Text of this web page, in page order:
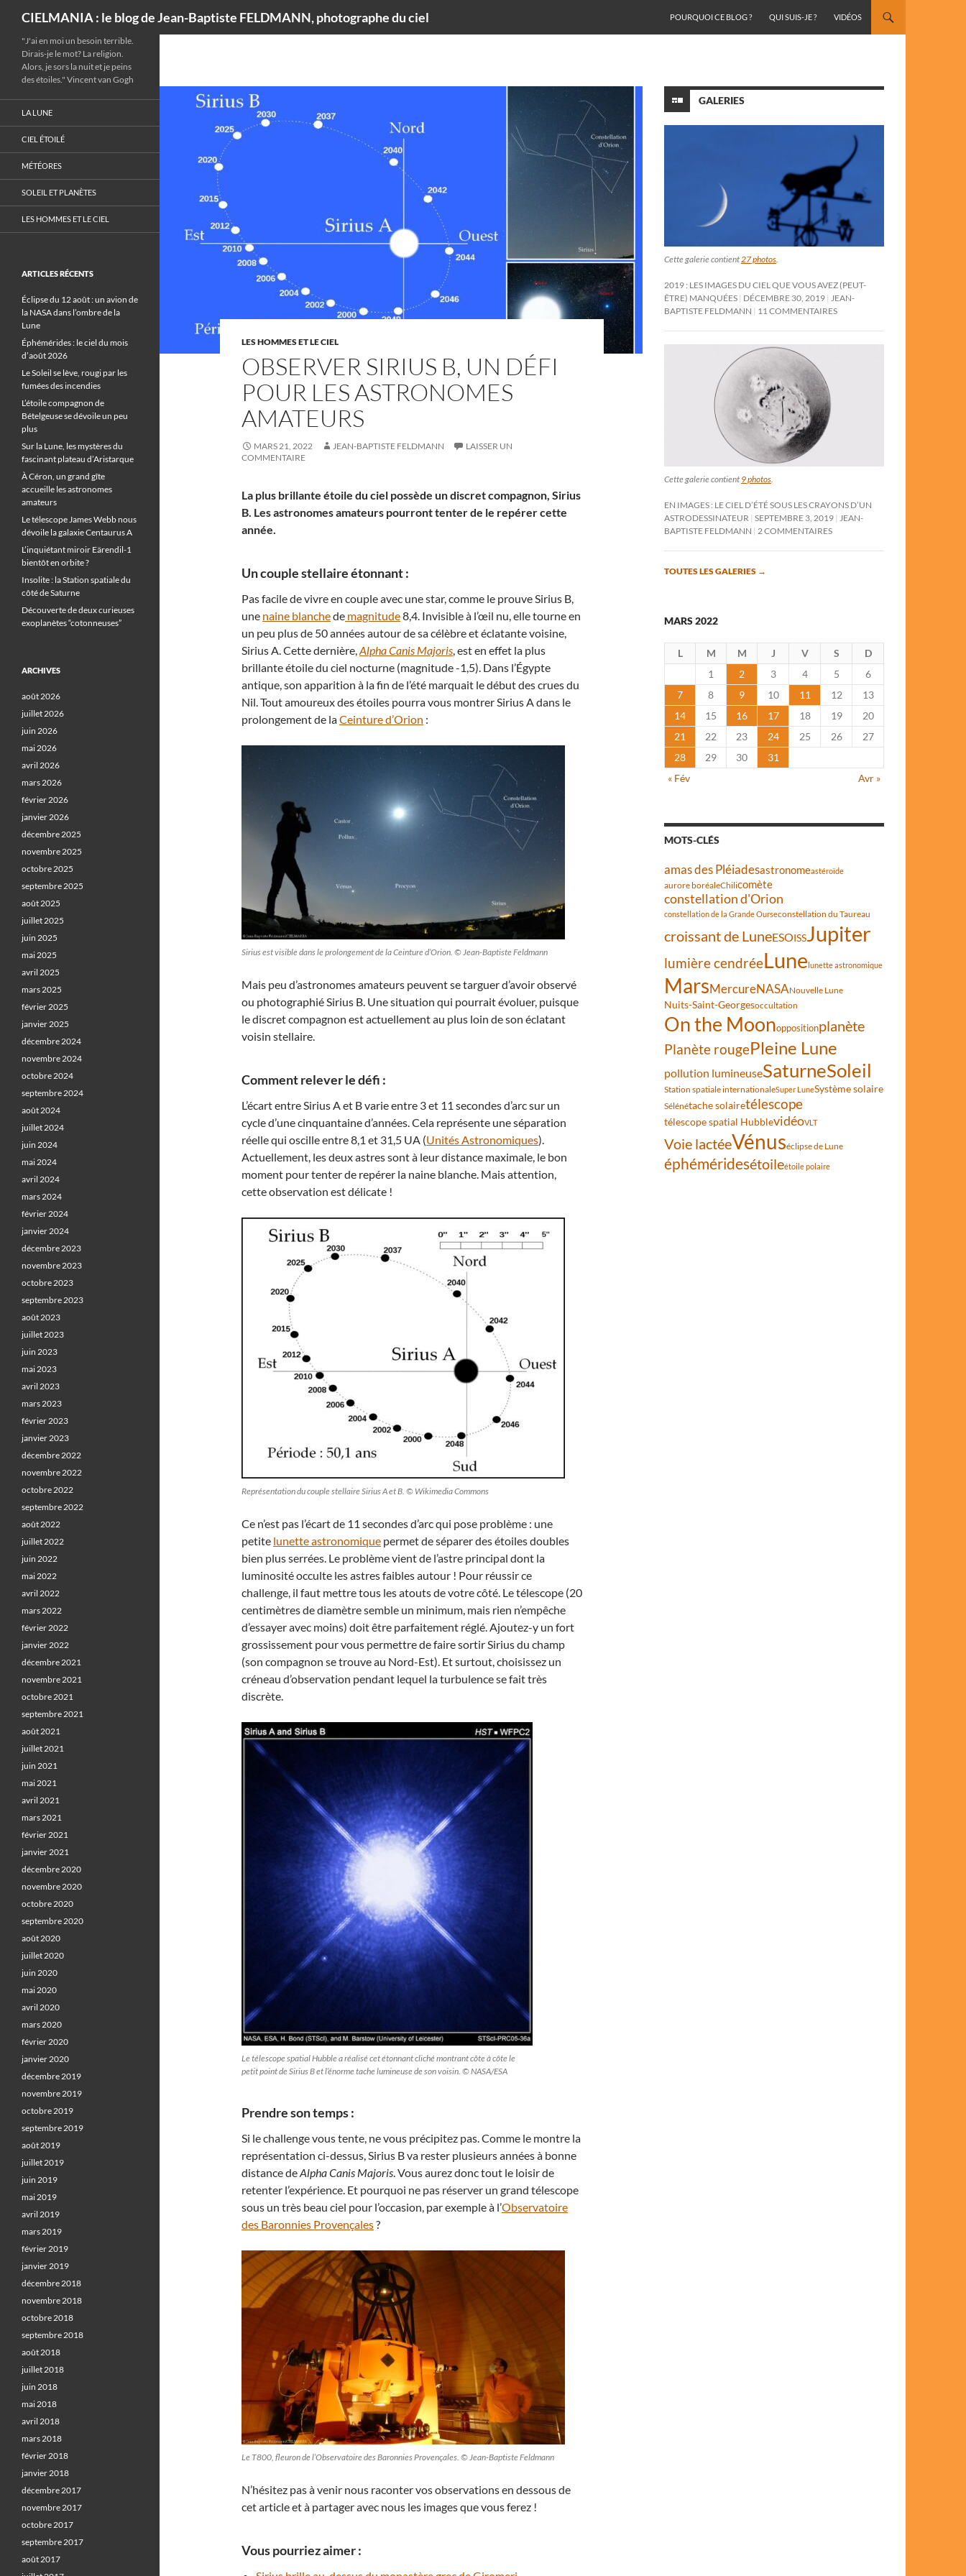
CIELMANIA : le blog de Jean-Baptiste FELDMANN, photographe du ciel
POURQUOI CE BLOG ?
QUI SUIS-JE ? VIDÉOS
LES HOMMES ET LE CIEL
OBSERVER SIRIUS B, UN DÉFI
POUR LES ASTRONOMES
AMATEURS
MARS 21, 2022 JEAN-BAPTISTE FELDMANN
LAISSER UN
COMMENTAIRE
La plus brillante étoile du ciel possède un discret compagnon, Sirius
B. Les astronomes amateurs pourront tenter de le repérer cette
année.
Un couple stellaire étonnant :
Pas facile de vivre en couple avec une star, comme le prouve Sirius B,
une naine blanchede magnitude8,4. Invisible à l’œil nu, elle tourne en
un peu plus de 50 années autour de sa célèbre et éclatante voisine,
Sirius A. Cette dernière,Alpha Canis Majoris, est en effet la plus
brillante étoile du ciel nocturne (magnitude -1,5). Dans l’Égypte
antique, son apparition à la fin de l’été marquait le début des crues du
Nil. Tout amoureux des étoiles pourra vous montrer Sirius A dans le
prolongement de laCeinture d’Orion :
Sirius est visible dans le prolongement de la Ceinture d’Orion. © Jean-Baptiste Feldmann
Mais peu d’astronomes amateurs peuvent se targuer d’avoir observé
ou photographié Sirius B. Une situation qui pourrait évoluer, puisque
le discret compagnon est actuellement au plus loin de son éclatant
voisin stellaire.
Comment relever le défi :
L’écart entre Sirius A et B varie entre 3 et 11 secondes d’arc sur un
cycle d’une cinquantaine d’années. Cela représente une séparation
réelle qui oscille entre 8,1 et 31,5 UA (Unités Astronomiques).
Actuellement, les deux astres sont à leur distance maximale, le bon
moment pour tenter de repérer la naine blanche. Mais attention,
cette observation est délicate !
Représentation du couple stellaire Sirius A et B. © Wikimedia Commons
Ce n’est pas l’écart de 11 secondes d’arc qui pose problème : une
petite lunette astronomique permet de séparer des étoiles doubles
bien plus serrées. Le problème vient de l’astre principal dont la
luminosité occulte les astres faibles autour ! Pour réussir ce
challenge, il faut mettre tous les atouts de votre côté. Le télescope (20
centimètres de diamètre semble un minimum, mais rien n’empêche
d’essayer avec moins) doit être parfaitement réglé. Ajoutez-y un fort
grossissement pour vous permettre de faire sortir Sirius du champ
(son compagnon se trouve au Nord-Est). Et surtout, choisissez un
créneau d’observation pendant lequel la turbulence se fait très
discrète.
Le télescope spatial Hubble a réalisé cet étonnant cliché montrant côte à côte le
petit point de Sirius B et l’énorme tache lumineuse de son voisin. © NASA/ESA
Prendre son temps :
Si le challenge vous tente, ne vous précipitez pas. Comme le montre la
représentation ci-dessus, Sirius B va rester plusieurs années à bonne
distance deAlpha Canis Majoris. Vous aurez donc tout le loisir de
retenter l’expérience. Et pourquoi ne pas réserver un grand télescope
sous un très beau ciel pour l’occasion, par exemple à l’Observatoire
des Baronnies Provençales?
Le T800, fleuron de l’Observatoire des Baronnies Provençales. © Jean-Baptiste Feldmann
N’hésitez pas à venir nous raconter vos observations en dessous de
cet article et à partager avec nous les images que vous ferez !
Vous pourriez aimer :
GALERIES
Cette galerie contient27 photos.
2019 : LES IMAGES DU CIEL QUE VOUS AVEZ (PEUT-
ÊTRE) MANQUÉES DÉCEMBRE 30, 2019 JEAN-
BAPTISTE FELDMANN
11 COMMENTAIRES
Cette galerie contient 9 photos
EN IMAGES : LE CIEL D’ÉTÉ SOUS LES CRAYONS D’UN
ASTRODESSINATEUR SEPTEMBRE 3, 2019
JEAN-
BAPTISTE FELDMANN
2 COMMENTAIRES
TOUTES LES GALERIES →
MARS 2022
L M M J V S
D
1
2 3 4 5
6
7
8 9 10 11 12
13
14
15 16 17 18 19
20
21
22 23 24 25 26
27
28
29 30
31
« Fév
Avr »
MOTS-CLÉS
amas des Pléiadesastronomeastéroïde
aurore boréaleChilicomète
constellation d'Orion
constellation de la Grande Ourseconstellation du Taureau
croissant de LuneESOISSJupiter
lumière cendréeLunelunette astronomique
MarsMercureNASANouvelle Lune
Nuits-Saint-Georgesoccultation
On the Moonoppositionplanète
Planète rougePleine Lune
pollution lumineuseSaturneSoleil
Station spatiale internationaleSuper LuneSystème solaire
Sélénétache solairetélescope
télescope spatial HubblevidéoVLT
Voie lactéeVénuséclipse de Lune
éphéméridesétoileétoile polaire
"J'ai en moi un besoin terrible.
Dirais-je le mot? La religion.
Alors, je sors la nuit et je peins
des étoiles." Vincent van Gogh
LA LUNE
CIEL ÉTOILÉ
MÉTÉORES
SOLEIL ET PLANÈTES
LES HOMMES ET LE CIEL
ARTICLES RÉCENTS
Éclipse du 12 août : un avion de
la NASA dans l’ombre de la
Lune
Éphémérides : le ciel du mois
d’août 2026
Le Soleil se lève, rougi par les
fumées des incendies
L’étoile compagnon de
Bételgeuse se dévoile un peu
plus
Sur la Lune, les mystères du
fascinant plateau d’Aristarque
À Céron, un grand gîte
accueille les astronomes
amateurs
Le télescope James Webb nous
dévoile la galaxie Centaurus A
L’inquiétant miroir Eärendil-1
bientôt en orbite ?
Insolite : la Station spatiale du
côté de Saturne
Découverte de deux curieuses
exoplanètes “cotonneuses”
ARCHIVES
août 2026
juillet 2026
juin 2026
mai 2026
avril 2026
mars 2026
février 2026
janvier 2026
décembre 2025
novembre 2025
octobre 2025
septembre 2025
août 2025
juillet 2025
juin 2025
mai 2025
avril 2025
mars 2025
février 2025
janvier 2025
décembre 2024
novembre 2024
octobre 2024
septembre 2024
août 2024
juillet 2024
juin 2024
mai 2024
avril 2024
mars 2024
février 2024
janvier 2024
décembre 2023
novembre 2023
octobre 2023
septembre 2023
août 2023
juillet 2023
juin 2023
mai 2023
avril 2023
mars 2023
février 2023
janvier 2023
décembre 2022
novembre 2022
octobre 2022
septembre 2022
août 2022
juillet 2022
juin 2022
mai 2022
avril 2022
mars 2022
février 2022
janvier 2022
décembre 2021
novembre 2021
octobre 2021
septembre 2021
août 2021
juillet 2021
juin 2021
mai 2021
avril 2021
mars 2021
février 2021
janvier 2021
décembre 2020
novembre 2020
octobre 2020
septembre 2020
août 2020
juillet 2020
juin 2020
mai 2020
avril 2020
mars 2020
février 2020
janvier 2020
décembre 2019
novembre 2019
octobre 2019
septembre 2019
août 2019
juillet 2019
juin 2019
mai 2019
avril 2019
mars 2019
février 2019
janvier 2019
décembre 2018
novembre 2018
octobre 2018
septembre 2018
août 2018
juillet 2018
juin 2018
mai 2018
avril 2018
mars 2018
février 2018
janvier 2018
décembre 2017
novembre 2017
octobre 2017
septembre 2017
août 2017